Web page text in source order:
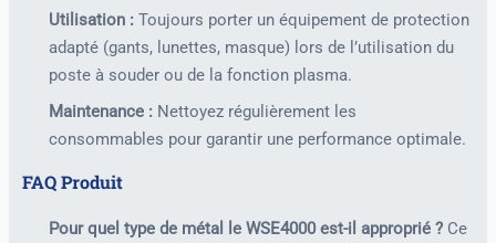
Utilisation : Toujours porter un équipement de protection
adapté (gants, lunettes, masque) lors de l’utilisation du
poste à souder ou de la fonction plasma.
Maintenance : Nettoyez régulièrement les
consommables pour garantir une performance optimale.
FAQ Produit
Pour quel type de métal le WSE4000 est-il approprié ? Ce